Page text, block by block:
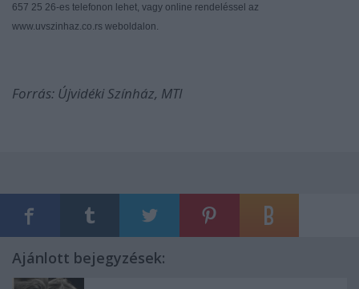
657 25 26-es telefonon lehet, vagy online rendeléssel az
www.uvszinhaz.co.rs weboldalon.
Forrás: Újvidéki Színház, MTI
Ajánlott bejegyzések: